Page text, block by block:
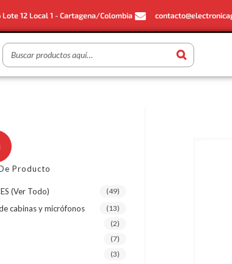
12 Local 1 - Cartagena/Colombia
Producto
(ver Todo) (49)
cabinas y micrófonos (13)
(2)
(7)
(3)